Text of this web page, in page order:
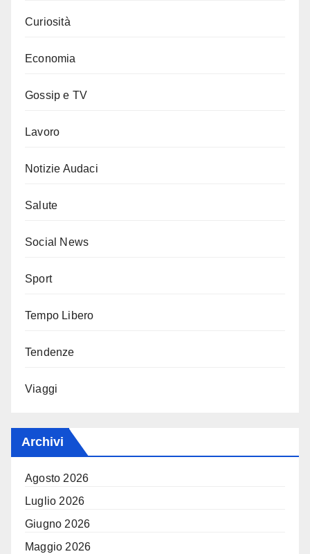
Curiosità
Economia
Gossip e TV
Lavoro
Notizie Audaci
Salute
Social News
Sport
Tempo Libero
Tendenze
Viaggi
Archivi
Agosto 2026
Luglio 2026
Giugno 2026
Maggio 2026